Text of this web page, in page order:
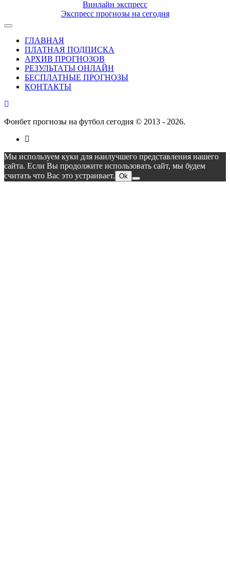
Винлайн экспресс
Экспресс прогнозы на сегодня
ГЛАВНАЯ
ПЛАТНАЯ ПОДПИСКА
АРХИВ ПРОГНОЗОВ
РЕЗУЛЬТАТЫ ОНЛАЙН
БЕСПЛАТНЫЕ ПРОГНОЗЫ
КОНТАКТЫ
Фонбет прогнозы на футбол сегодня © 2013 - 2026.
Мы используем куки для наилучшего представления нашего
сайта. Если Вы продолжите использовать сайт, мы будем
считать что Вас это устраивает. Ok